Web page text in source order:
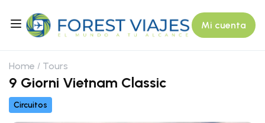
Mi cuenta
Home Tours
9 Giorni Vietnam Classic
Circuitos